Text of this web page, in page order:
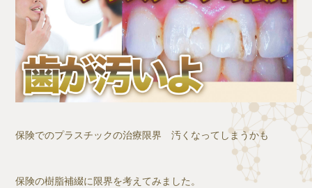
保険でのプラスチックの治療限界 汚くなってしまうかも
保険の樹脂補綴に限界を考えてみました。